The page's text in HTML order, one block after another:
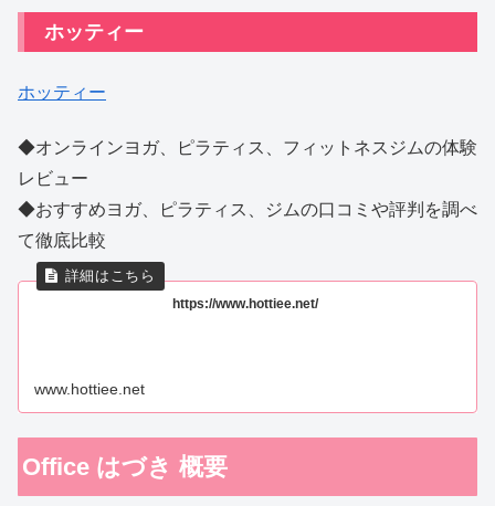
ホッティー
ホッティー
◆オンラインヨガ、ピラティス、フィットネスジムの体験
レビュー
◆おすすめヨガ、ピラティス、ジムの口コミや評判を調べ
て徹底比較
https://www.hottiee.net/
www.hottiee.net
Office はづき 概要